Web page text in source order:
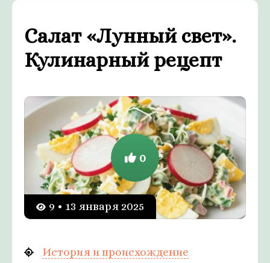
Салат «Лунный свет».
Кулинарный рецепт
9 • 13 января 2025
0
История и происхождение